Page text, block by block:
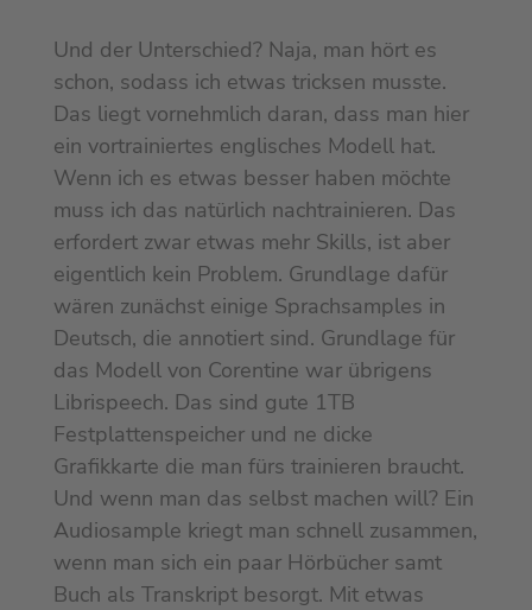
Und der Unterschied? Naja, man hört es
schon, sodass ich etwas tricksen musste.
Das liegt vornehmlich daran, dass man hier
ein vortrainiertes englisches Modell hat.
Wenn ich es etwas besser haben möchte
muss ich das natürlich nachtrainieren. Das
erfordert zwar etwas mehr Skills, ist aber
eigentlich kein Problem. Grundlage dafür
wären zunächst einige Sprachsamples in
Deutsch, die annotiert sind. Grundlage für
das Modell von Corentine war übrigens
Librispeech. Das sind gute 1TB
Festplattenspeicher und ne dicke
Grafikkarte die man fürs trainieren braucht.
Und wenn man das selbst machen will? Ein
Audiosample kriegt man schnell zusammen,
wenn man sich ein paar Hörbücher samt
Buch als Transkript besorgt. Mit etwas